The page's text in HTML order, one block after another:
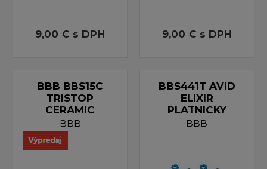
9,00 € s DPH 9,00 € s DPH
BBB BBS15C
TRISTOP
CERAMIC
BBB
BBS441T AVID
ELIXIR
PLATNICKY
BBB